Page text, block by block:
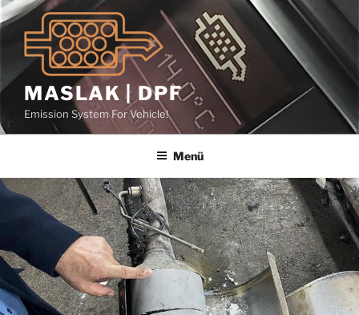
İçeriğe
geç
MASLAK | DPF
Emission System For Vehicle!
Menü